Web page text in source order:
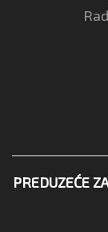
PREDUZEĆE